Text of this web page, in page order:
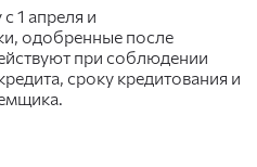
1 апреля и
одобренные после
при соблюдении
сроку кредитования и